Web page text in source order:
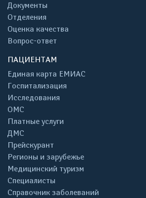
Документы
Отделения
Оценка качества
Вопрос-ответ
ПАЦИЕНТАМ
Единая карта ЕМИАС
Госпитализация
Исследования
ОМС
Платные услуги
ДМС
Прейскурант
Регионы и зарубежье
Медицинский туризм
Специалисты
Справочник заболеваний